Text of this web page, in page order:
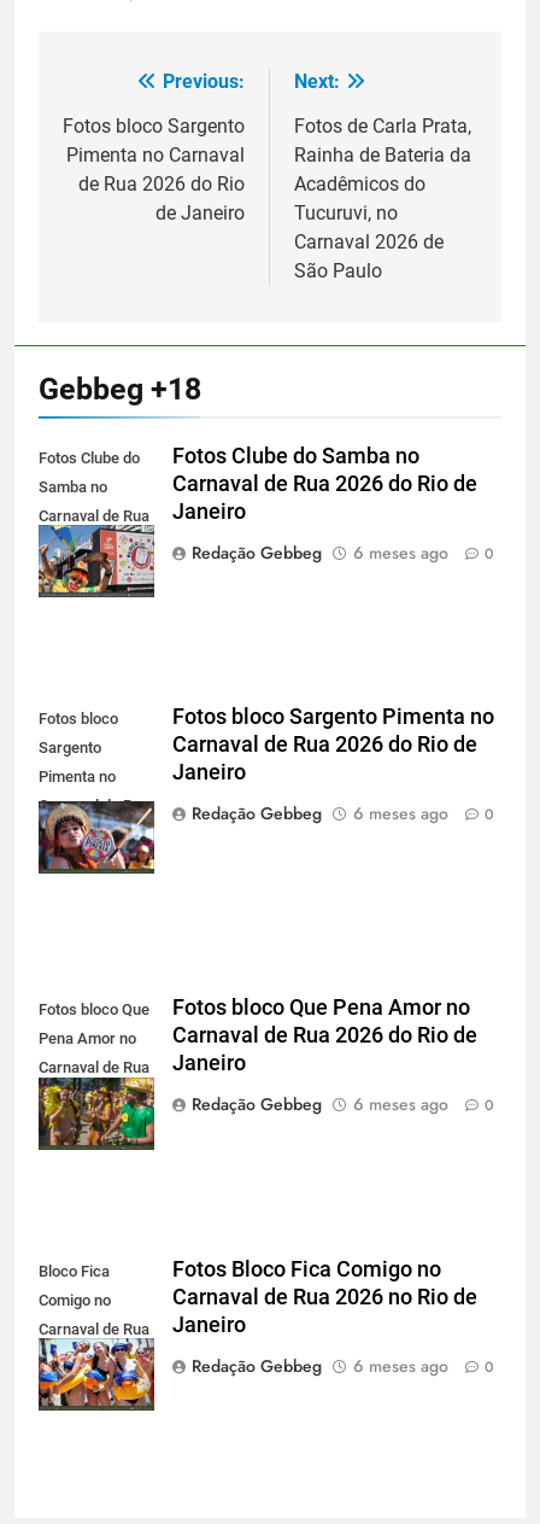
Navegação
de
Post
Previous:
Fotos bloco Sargento
Pimenta no Carnaval
de Rua 2026 do Rio
de Janeiro
Next:
Fotos de Carla Prata,
Rainha de Bateria da
Acadêmicos do
Tucuruvi, no
Carnaval 2026 de
São Paulo
Gebbeg +18
Fotos Clube do
Samba no
Carnaval de Rua
2026 do Rio de
Janeiro
Fotos Clube do Samba no
Carnaval de Rua 2026 do Rio de
Janeiro
Redação Gebbeg
6 meses ago 0
Fotos bloco
Sargento
Pimenta no
Carnaval de Rua
2026 do Rio de
Janeiro
Fotos bloco Sargento Pimenta no
Carnaval de Rua 2026 do Rio de
Janeiro
Redação Gebbeg
6 meses ago 0
Fotos bloco Que
Pena Amor no
Carnaval de Rua
2026 do Rio de
Janeiro
Fotos bloco Que Pena Amor no
Carnaval de Rua 2026 do Rio de
Janeiro
Redação Gebbeg
6 meses ago 0
Bloco Fica
Comigo no
Carnaval de Rua
2026 no Rio de
Janeiro
Fotos Bloco Fica Comigo no
Carnaval de Rua 2026 no Rio de
Janeiro
Redação Gebbeg
6 meses ago 0